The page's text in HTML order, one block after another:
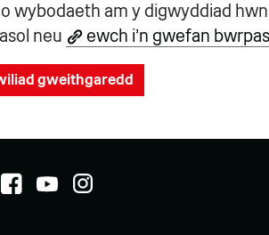
wybodaeth am y digwyddiad
neu
ewch i’n gwefan
gweithgaredd